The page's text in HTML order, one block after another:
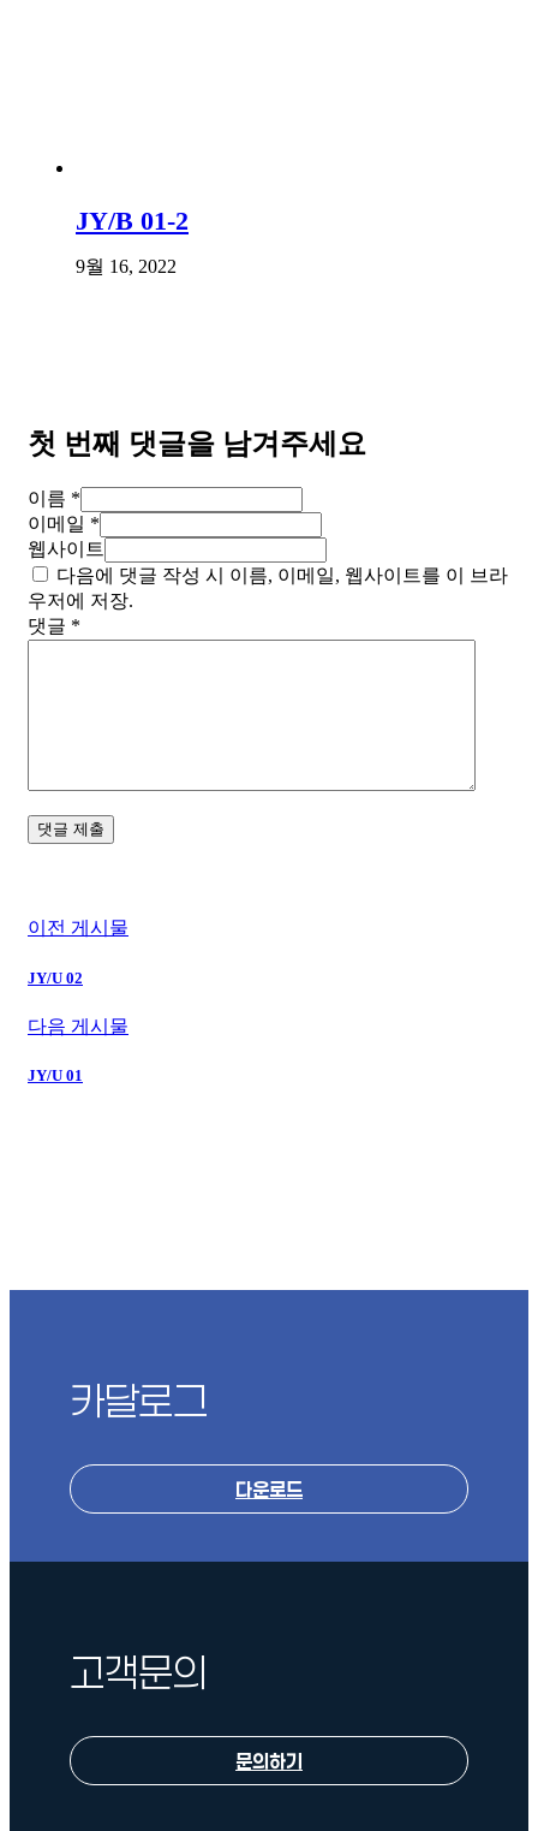
JY/B 01-2
9월 16, 2022
첫 번째 댓글을 남겨주세요
이름 *
이메일 *
웹사이트
다음에 댓글 작성 시 이름, 이메일, 웹사이트를 이 브라
우저에 저장.
댓글 *
이전 게시물
JY/U 02
다음 게시물
JY/U 01
카달로그
다운로드
고객문의
문의하기